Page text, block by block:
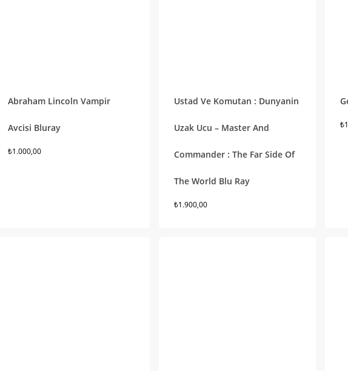
Abraham Lincoln Vampir
Avcisi Bluray
₺1.000,00
Ustad Ve Komutan : Dunyanin
Uzak Ucu – Master And
Commander : The Far Side Of
The World Blu Ray
₺1.900,00
₺